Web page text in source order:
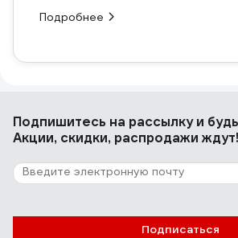
Подробнее
Подпишитесь на рассылкуи
Акции, скидки, распродажи ждут!
Подписаться